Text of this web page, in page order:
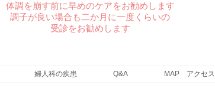
体調を崩す前に早めのケアをお勧めします
調子が良い場合も二か月に一度くらいの
受診をお勧めします
婦人科の疾患 Q&A MAP アクセス